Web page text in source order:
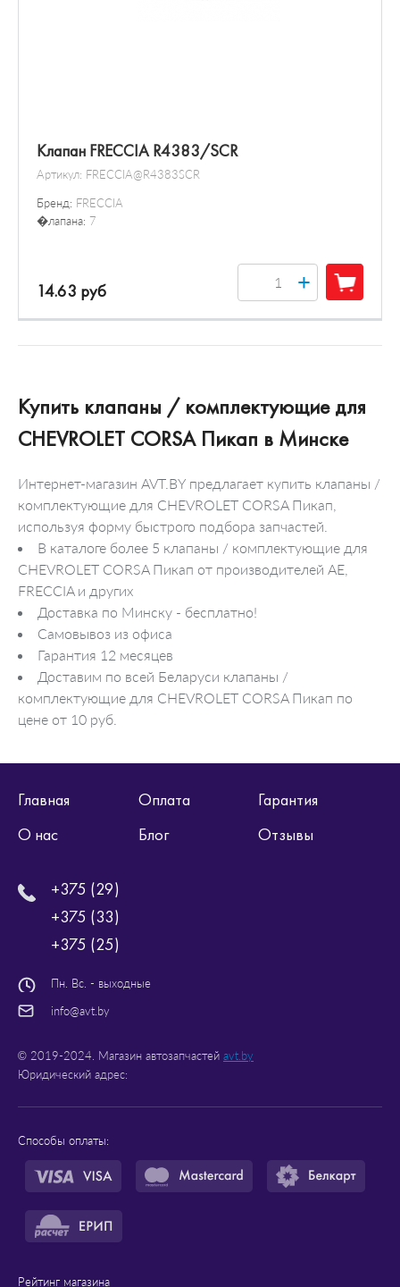
Клапан FRECCIA R4383/SCR
Артикул: FRECCIA@R4383SCR
Бренд: FRECCIA
�лапана: 7
14.63 руб +
Купить клапаны / комплектующие для
CHEVROLET CORSA Пикап в Минске
Интернет-магазин AVT.BY предлагает купить клапаны /
комплектующие для CHEVROLET CORSA Пикап,
используя форму быстрого подбора запчастей.
В каталоге более 5 клапаны / комплектующие для
CHEVROLET CORSA Пикап от производителей AE,
FRECCIA и других
Доставка по Минску - бесплатно!
Самовывоз из офиса
Гарантия 12 месяцев
Доставим по всей Беларуси клапаны /
комплектующие для CHEVROLET CORSA Пикап по
цене от 10 руб.
Главная Оплата
Гарантия
О нас
Блог Отзывы
+375 (29)
+375 (33)
+375 (25)
Пн. Вс. - выходные
info@avt.by
© 2019-2024. Магазин автозапчастей avt.by
Юридический адрес:
Способы оплаты:
Рейтинг магазина